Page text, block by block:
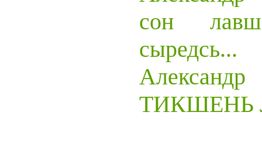
сон
сыредсь...
ТИКШЕНЬ